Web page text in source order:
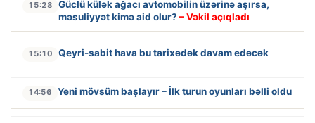
15:28
Güclü külək ağacı avtomobilin üzərinə aşırsa,
məsuliyyət kimə aid olur? – Vəkil açıqladı
15:10 Qeyri-sabit hava bu tarixədək davam edəcək
14:56 Yeni mövsüm başlayır – İlk turun oyunları bəlli oldu